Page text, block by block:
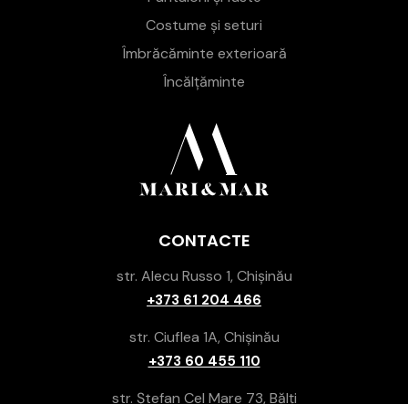
Costume și seturi
Îmbrăcăminte exterioară
Încălțăminte
CONTACTE
str. Alecu Russo 1, Chișinău
+373 61 204 466
str. Ciuflea 1A, Chișinău
+373 60 455 110
str. Ștefan Cel Mare 73, Bălți